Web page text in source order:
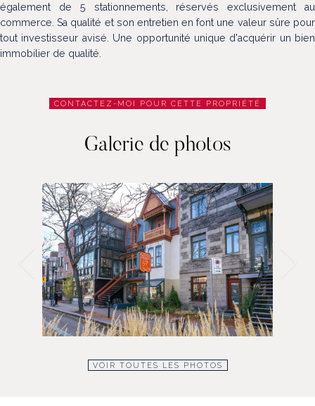
également de 5 stationnements, réservés exclusivement au
commerce. Sa qualité et son entretien en font une valeur sûre pour
tout investisseur avisé. Une opportunité unique d'acquérir un bien
immobilier de qualité.
CONTACTEZ-MOI POUR CETTE PROPRIÉTÉ
Galerie de photos
VOIR TOUTES LES PHOTOS